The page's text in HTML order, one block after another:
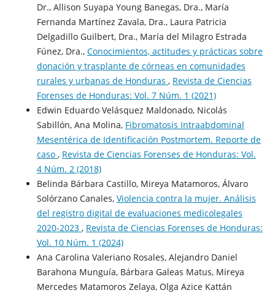
Dr., Allison Suyapa Young Banegas, Dra., María
Fernanda Martínez Zavala, Dra., Laura Patricia
Delgadillo Guilbert, Dra., María del Milagro Estrada
Fúnez, Dra., Conocimientos, actitudes y prácticas sobre
donación y trasplante de córneas en comunidades
rurales y urbanas de Honduras , Revista de Ciencias
Forenses de Honduras: Vol. 7 Núm. 1 (2021)
Edwin Eduardo Velásquez Maldonado, Nicolás
Sabillón, Ana Molina, Fibromatosis Intraabdominal
Mesentérica de Identificación Postmortem. Reporte de
caso , Revista de Ciencias Forenses de Honduras: Vol.
4 Núm. 2 (2018)
Belinda Bárbara Castillo, Mireya Matamoros, Álvaro
Solórzano Canales, Violencia contra la mujer. Análisis
del registro digital de evaluaciones medicolegales
2020-2023 , Revista de Ciencias Forenses de Honduras:
Vol. 10 Núm. 1 (2024)
Ana Carolina Valeriano Rosales, Alejandro Daniel
Barahona Munguía, Bárbara Galeas Matus, Mireya
Mercedes Matamoros Zelaya, Olga Azice Kattán